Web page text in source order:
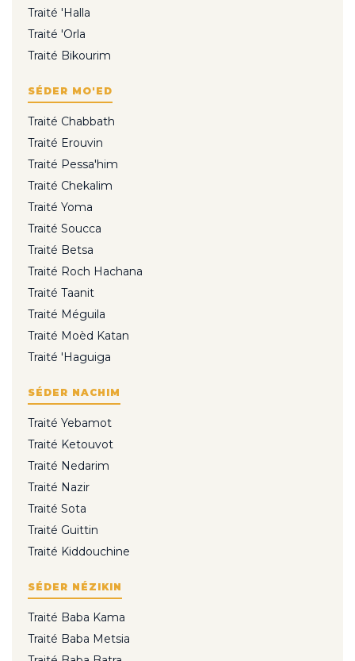
Traité 'Halla
Traité 'Orla
Traité Bikourim
SÉDER MO'ED
Traité Chabbath
Traité Erouvin
Traité Pessa'him
Traité Chekalim
Traité Yoma
Traité Soucca
Traité Betsa
Traité Roch Hachana
Traité Taanit
Traité Méguila
Traité Moèd Katan
Traité 'Haguiga
SÉDER NACHIM
Traité Yebamot
Traité Ketouvot
Traité Nedarim
Traité Nazir
Traité Sota
Traité Guittin
Traité Kiddouchine
SÉDER NÉZIKIN
Traité Baba Kama
Traité Baba Metsia